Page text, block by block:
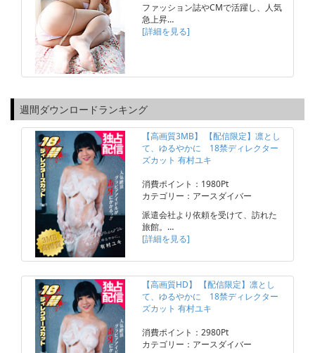
ファッション誌やCMで活躍し、人気
急上昇…
[詳細を見る]
週間ダウンロードランキング
【高画質3MB】 【配信限定】凛とし
て、ゆるやかに 18禁ディレクター
ズカット 有村ユキ
消費ポイント：1980Pt
カテゴリー：アースダイバー
派遣会社より依頼を受けて、訪れた
旅館。…
[詳細を見る]
【高画質HD】 【配信限定】凛とし
て、ゆるやかに 18禁ディレクター
ズカット 有村ユキ
消費ポイント：2980Pt
カテゴリー：アースダイバー